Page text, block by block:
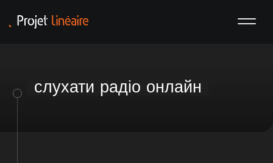
слухати радіо онлайн